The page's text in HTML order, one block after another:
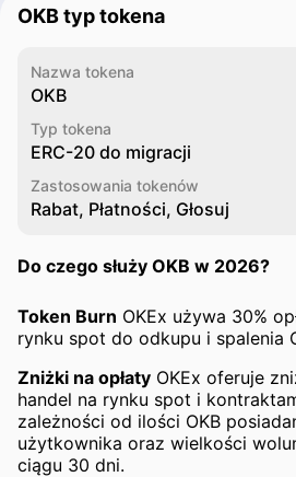
OKB typ tokena
Nazwa tokena
OKB
Typ tokena
ERC-20 do migracji
Zastosowania tokenów
Rabat, Płatności, Głosuj
Do czego służy OKB w 2026?
Token Burn OKEx używa 30%
rynku spot do odkupu i spalenia
Zniżki na opłaty OKEx oferuje
handel na rynku spot i
zależności od ilości OKB
użytkownika oraz wielkości
ciągu 30 dni.